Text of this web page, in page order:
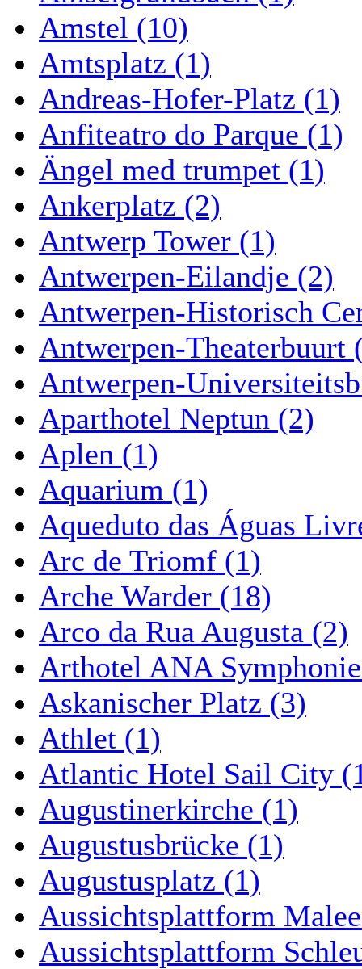
Amstel (10)
Amtsplatz (1)
Andreas-Hofer-Platz (1)
Anfiteatro do Parque (1)
Ängel med trumpet (1)
Ankerplatz (2)
Antwerp Tower (1)
Antwerpen-Eilandje (2)
Antwerpen-Historisch
Antwerpen-Theaterbuurt
Antwerpen-
Aparthotel Neptun (2)
Aplen (1)
Aquarium (1)
Aqueduto das Águas
Arc de Triomf (1)
Arche Warder (18)
Arco da Rua Augusta (2)
Arthotel ANA
Askanischer Platz (3)
Athlet (1)
Atlantic Hotel Sail City
Augustinerkirche (1)
Augustusbrücke (1)
Augustusplatz (1)
Aussichtsplattform
Aussichtsplattform